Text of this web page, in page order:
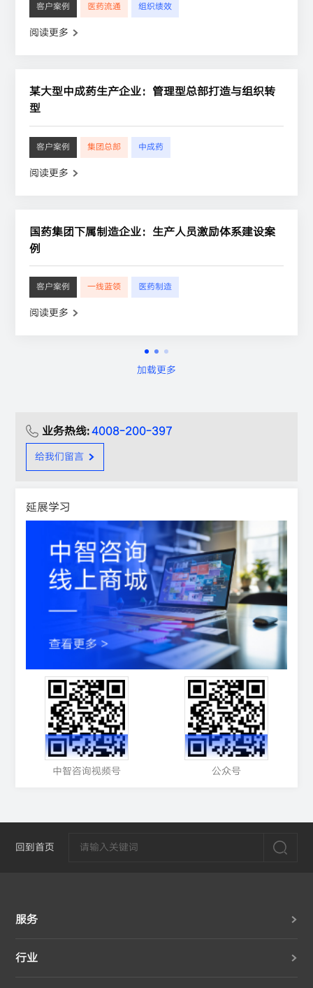
客户案例 医药流通 组织绩效
阅读更多
某大型中成药生产企业：管理型总部打造与组织转
型
客户案例 集团总部 中成药
阅读更多
国药集团下属制造企业：生产人员激励体系建设案
例
客户案例 一线蓝领 医药制造
阅读更多
加载更多
业务热线:4008-200-397
给我们留言
延展学习
中智咨询视频号 公众号
回到首页
服务
行业